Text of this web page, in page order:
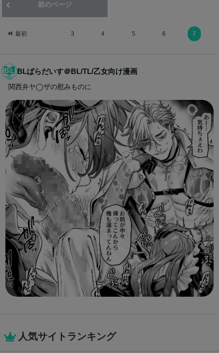
前のページ
最初 3 4 5 6 7
BLぱらだいす＠BL/TL/乙女向け漫画
関西弁ヤ◯ザの慰みものに
人気サイトランキング